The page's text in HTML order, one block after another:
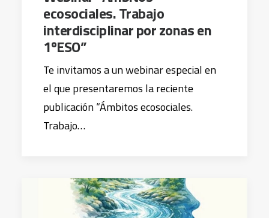
ecosociales. Trabajo
interdisciplinar por zonas en
1ºESO”
Te invitamos a un webinar especial en
el que presentaremos la reciente
publicación “Ámbitos ecosociales.
Trabajo…